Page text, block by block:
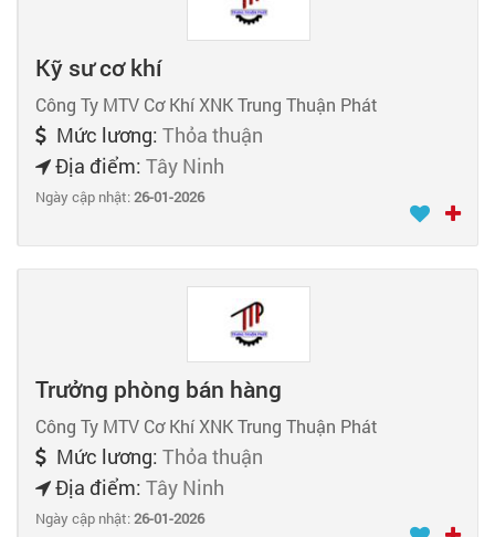
Kỹ sư cơ khí
Công Ty MTV Cơ Khí XNK Trung Thuận Phát
Mức lương: Thỏa thuận
Địa điểm: Tây Ninh
Ngày cập nhật:26-01-2026
Trưởng phòng bán hàng
Công Ty MTV Cơ Khí XNK Trung Thuận Phát
Mức lương: Thỏa thuận
Địa điểm: Tây Ninh
Ngày cập nhật:26-01-2026